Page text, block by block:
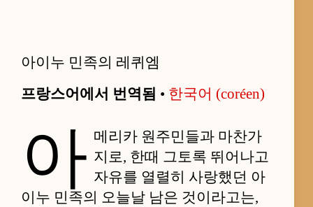
아이누 민족의 레퀴엠
프랑스어에서 번역됨 • 한국어 (coréen)
아 메리카 원주민들과 마찬가
지로, 한때 그토록 뛰어나고
자유를 열렬히 사랑했던 아
이누 민족의 오늘날 남은 것이라고는,